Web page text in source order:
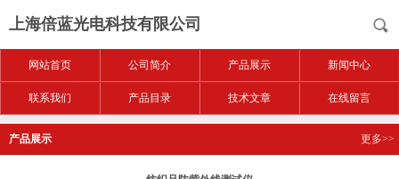
上海倍蓝光电科技有限公司
网站首页 公司简介 产品展示 新闻中心
联系我们 产品目录 技术文章 在线留言
产品展示 更多>>